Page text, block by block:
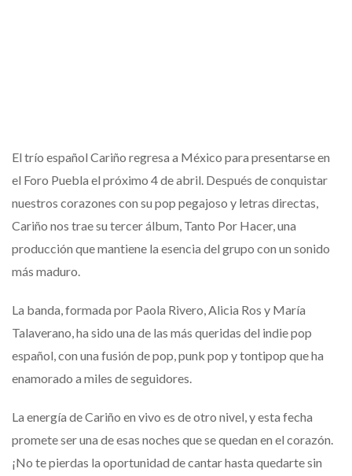
El trío español Cariño regresa a México para presentarse en
el Foro Puebla el próximo 4 de abril. Después de conquistar
nuestros corazones con su pop pegajoso y letras directas,
Cariño nos trae su tercer álbum, Tanto Por Hacer, una
producción que mantiene la esencia del grupo con un sonido
más maduro.
La banda, formada por Paola Rivero, Alicia Ros y María
Talaverano, ha sido una de las más queridas del indie pop
español, con una fusión de pop, punk pop y tontipop que ha
enamorado a miles de seguidores.
La energía de Cariño en vivo es de otro nivel, y esta fecha
promete ser una de esas noches que se quedan en el corazón.
¡No te pierdas la oportunidad de cantar hasta quedarte sin